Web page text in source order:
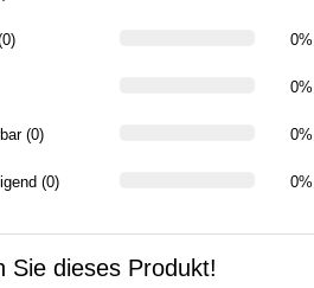
0%
0%
(0) 0%
(0) 0%
Sie dieses Produkt!